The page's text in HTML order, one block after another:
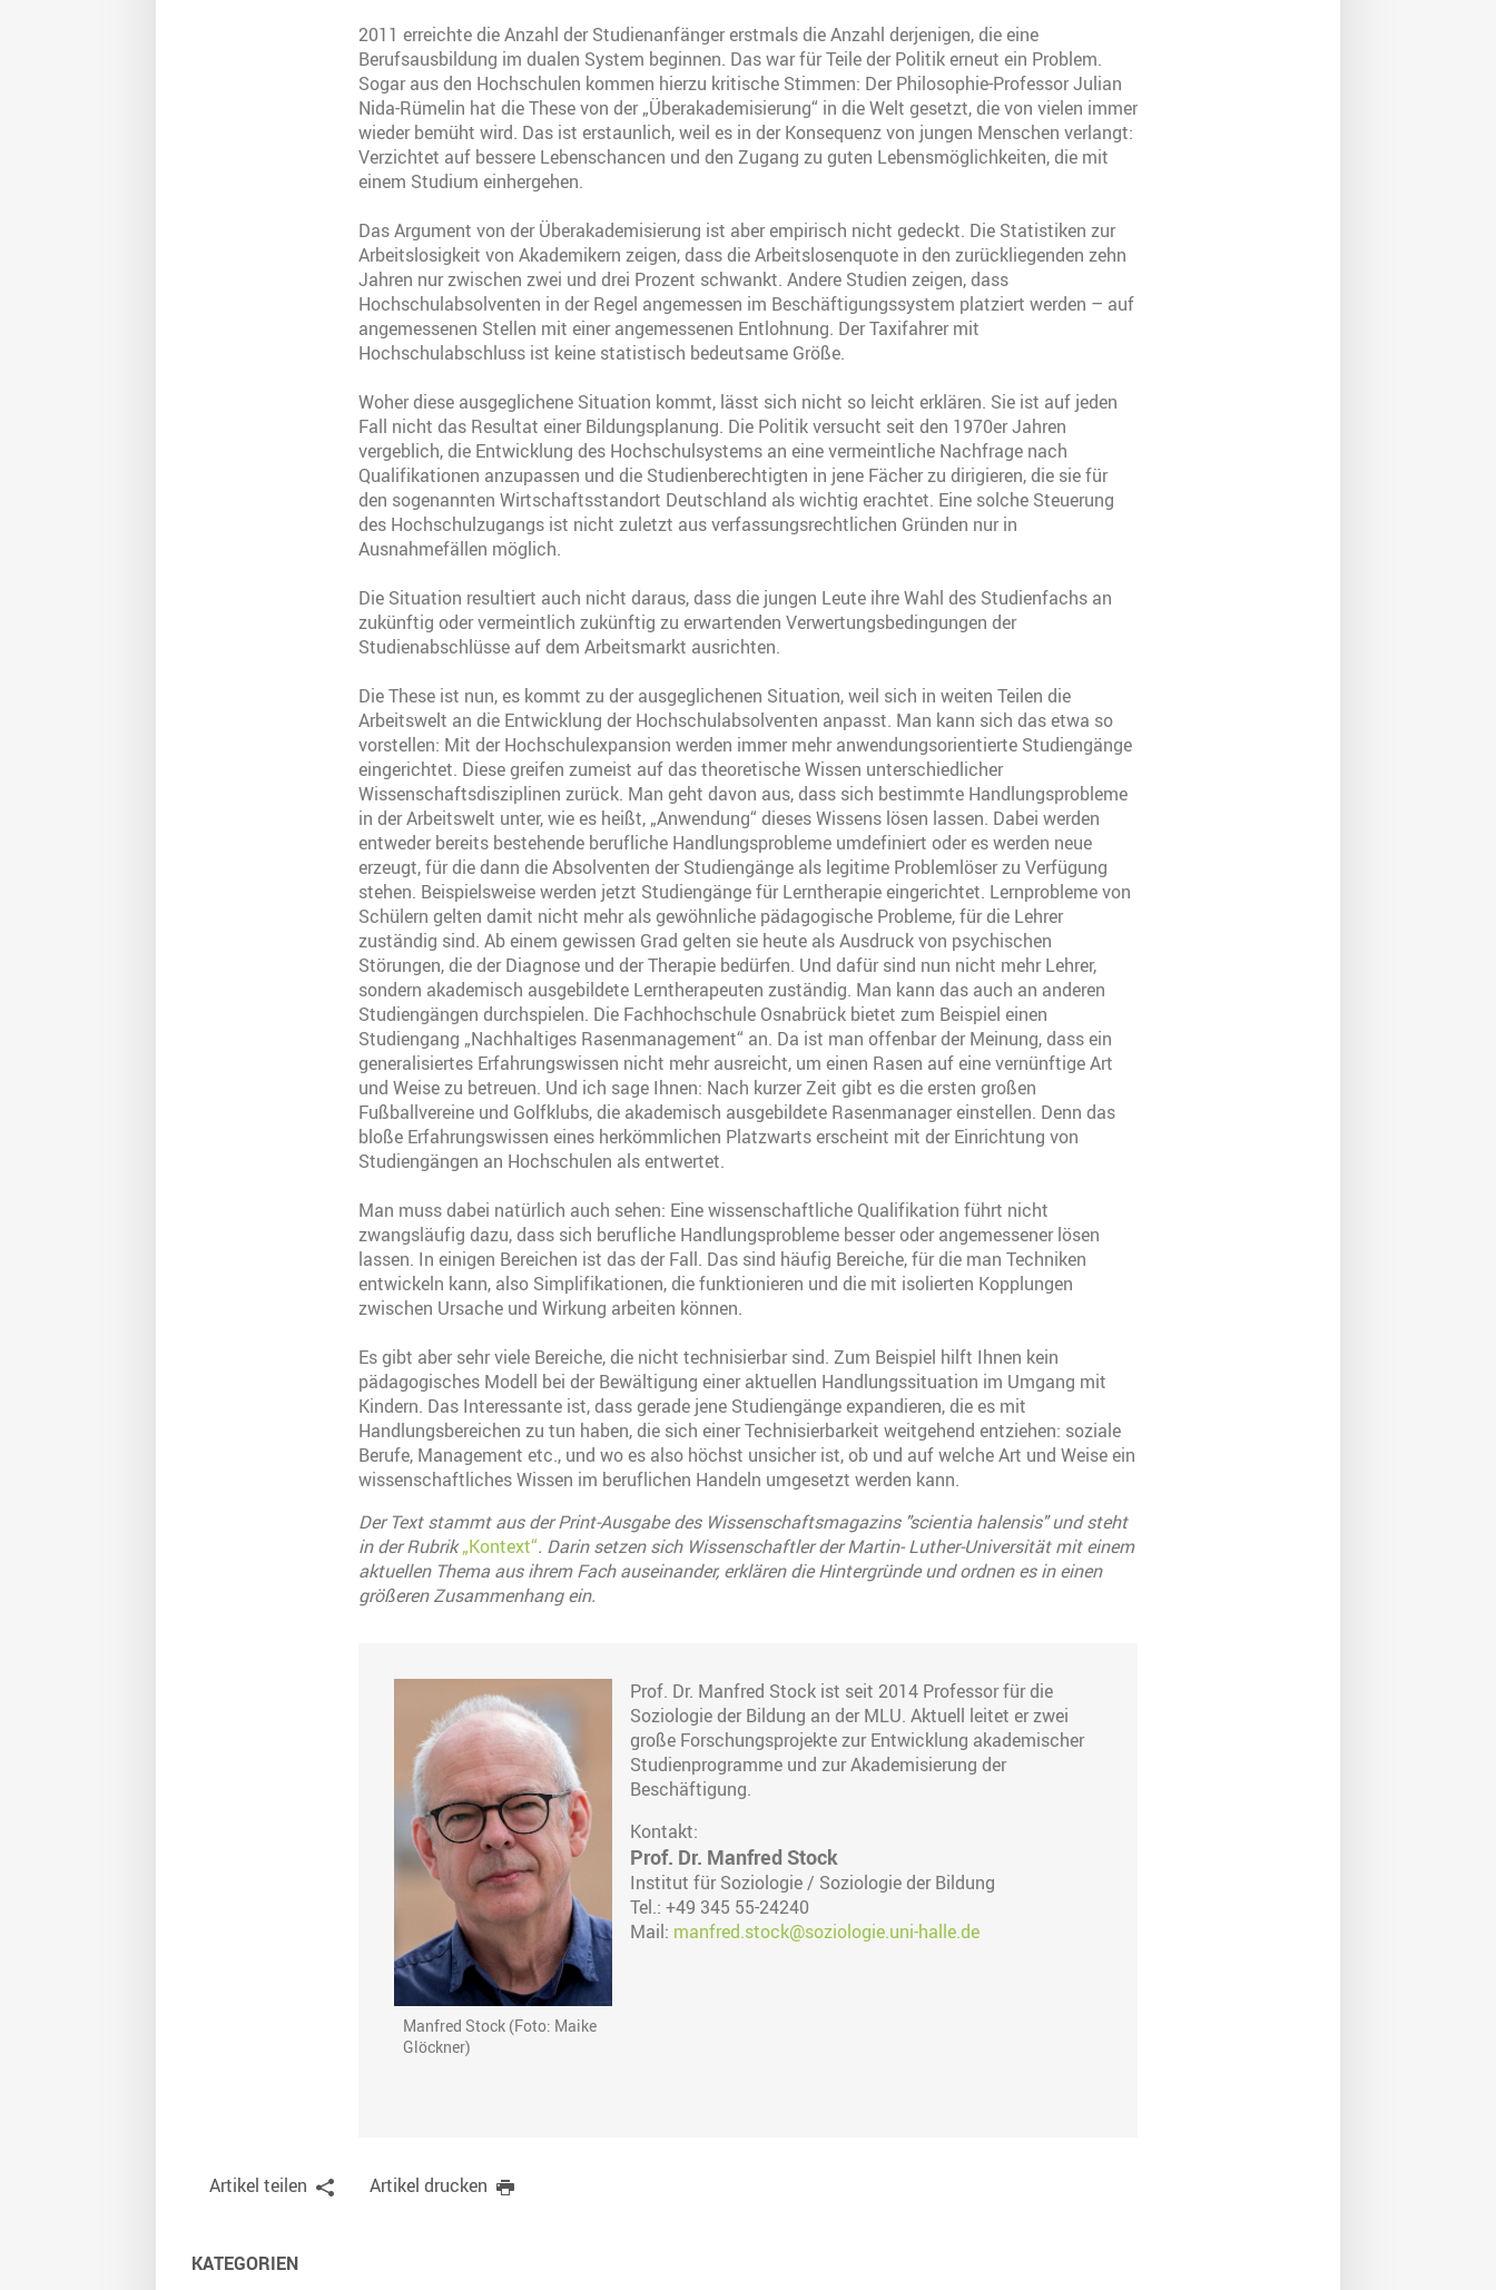
2011 erreichte die Anzahl der Studienanfänger erstmals die Anzahl derjenigen, die eine
Berufsausbildung im dualen System beginnen. Das war für Teile der Politik erneut ein Problem.
Sogar aus den Hochschulen kommen hierzu kritische Stimmen: Der Philosophie-Professor Julian
Nida-Rümelin hat die These von der „Überakademisierung“ in die Welt gesetzt, die von vielen immer
wieder bemüht wird. Das ist erstaunlich, weil es in der Konsequenz von jungen Menschen verlangt:
Verzichtet auf bessere Lebenschancen und den Zugang zu guten Lebensmöglichkeiten, die mit
einem Studium einhergehen.
Das Argument von der Überakademisierung ist aber empirisch nicht gedeckt. Die Statistiken zur
Arbeitslosigkeit von Akademikern zeigen, dass die Arbeitslosenquote in den zurückliegenden zehn
Jahren nur zwischen zwei und drei Prozent schwankt. Andere Studien zeigen, dass
Hochschulabsolventen in der Regel angemessen im Beschäftigungssystem platziert werden – auf
angemessenen Stellen mit einer angemessenen Entlohnung. Der Taxifahrer mit
Hochschulabschluss ist keine statistisch bedeutsame Größe.
Woher diese ausgeglichene Situation kommt, lässt sich nicht so leicht erklären. Sie ist auf jeden
Fall nicht das Resultat einer Bildungsplanung. Die Politik versucht seit den 1970er Jahren
vergeblich, die Entwicklung des Hochschulsystems an eine vermeintliche Nachfrage nach
Qualifikationen anzupassen und die Studienberechtigten in jene Fächer zu dirigieren, die sie für
den sogenannten Wirtschaftsstandort Deutschland als wichtig erachtet. Eine solche Steuerung
des Hochschulzugangs ist nicht zuletzt aus verfassungsrechtlichen Gründen nur in
Ausnahmefällen möglich.
Die Situation resultiert auch nicht daraus, dass die jungen Leute ihre Wahl des Studienfachs an
zukünftig oder vermeintlich zukünftig zu erwartenden Verwertungsbedingungen der
Studienabschlüsse auf dem Arbeitsmarkt ausrichten.
Die These ist nun, es kommt zu der ausgeglichenen Situation, weil sich in weiten Teilen die
Arbeitswelt an die Entwicklung der Hochschulabsolventen anpasst. Man kann sich das etwa so
vorstellen: Mit der Hochschulexpansion werden immer mehr anwendungsorientierte Studiengänge
eingerichtet. Diese greifen zumeist auf das theoretische Wissen unterschiedlicher
Wissenschaftsdisziplinen zurück. Man geht davon aus, dass sich bestimmte Handlungsprobleme
in der Arbeitswelt unter, wie es heißt, „Anwendung“ dieses Wissens lösen lassen. Dabei werden
entweder bereits bestehende berufliche Handlungsprobleme umdefiniert oder es werden neue
erzeugt, für die dann die Absolventen der Studiengänge als legitime Problemlöser zu Verfügung
stehen. Beispielsweise werden jetzt Studiengänge für Lerntherapie eingerichtet. Lernprobleme von
Schülern gelten damit nicht mehr als gewöhnliche pädagogische Probleme, für die Lehrer
zuständig sind. Ab einem gewissen Grad gelten sie heute als Ausdruck von psychischen
Störungen, die der Diagnose und der Therapie bedürfen. Und dafür sind nun nicht mehr Lehrer,
sondern akademisch ausgebildete Lerntherapeuten zuständig. Man kann das auch an anderen
Studiengängen durchspielen. Die Fachhochschule Osnabrück bietet zum Beispiel einen
Studiengang „Nachhaltiges Rasenmanagement“ an. Da ist man offenbar der Meinung, dass ein
generalisiertes Erfahrungswissen nicht mehr ausreicht, um einen Rasen auf eine vernünftige Art
und Weise zu betreuen. Und ich sage Ihnen: Nach kurzer Zeit gibt es die ersten großen
Fußballvereine und Golfklubs, die akademisch ausgebildete Rasenmanager einstellen. Denn das
bloße Erfahrungswissen eines herkömmlichen Platzwarts erscheint mit der Einrichtung von
Studiengängen an Hochschulen als entwertet.
Man muss dabei natürlich auch sehen: Eine wissenschaftliche Qualifikation führt nicht
zwangsläufig dazu, dass sich berufliche Handlungsprobleme besser oder angemessener lösen
lassen. In einigen Bereichen ist das der Fall. Das sind häufig Bereiche, für die man Techniken
entwickeln kann, also Simplifikationen, die funktionieren und die mit isolierten Kopplungen
zwischen Ursache und Wirkung arbeiten können.
Es gibt aber sehr viele Bereiche, die nicht technisierbar sind. Zum Beispiel hilft Ihnen kein
pädagogisches Modell bei der Bewältigung einer aktuellen Handlungssituation im Umgang mit
Kindern. Das Interessante ist, dass gerade jene Studiengänge expandieren, die es mit
Handlungsbereichen zu tun haben, die sich einer Technisierbarkeit weitgehend entziehen: soziale
Berufe, Management etc., und wo es also höchst unsicher ist, ob und auf welche Art und Weise ein
wissenschaftliches Wissen im beruflichen Handeln umgesetzt werden kann.
Der Text stammt aus der Print-Ausgabe des Wissenschaftsmagazins "scientia halensis" und steht
in der Rubrik„Kontext“. Darin setzen sich Wissenschaftler der Martin- Luther-Universität mit einem
aktuellen Thema aus ihrem Fach auseinander, erklären die Hintergründe und ordnen es in einen
größeren Zusammenhang ein.
Manfred Stock (Foto: Maike
Glöckner)
Prof. Dr. Manfred Stock ist seit 2014 Professor für die
Soziologie der Bildung an der MLU. Aktuell leitet er zwei
große Forschungsprojekte zur Entwicklung akademischer
Studienprogramme und zur Akademisierung der
Beschäftigung.
Kontakt:
Prof. Dr. Manfred Stock
Institut für Soziologie / Soziologie der Bildung
Tel.: +49 345 55-24240
Mail: manfred.stock@soziologie.uni-halle.de
Artikel teilen Artikel drucken
KATEGORIEN